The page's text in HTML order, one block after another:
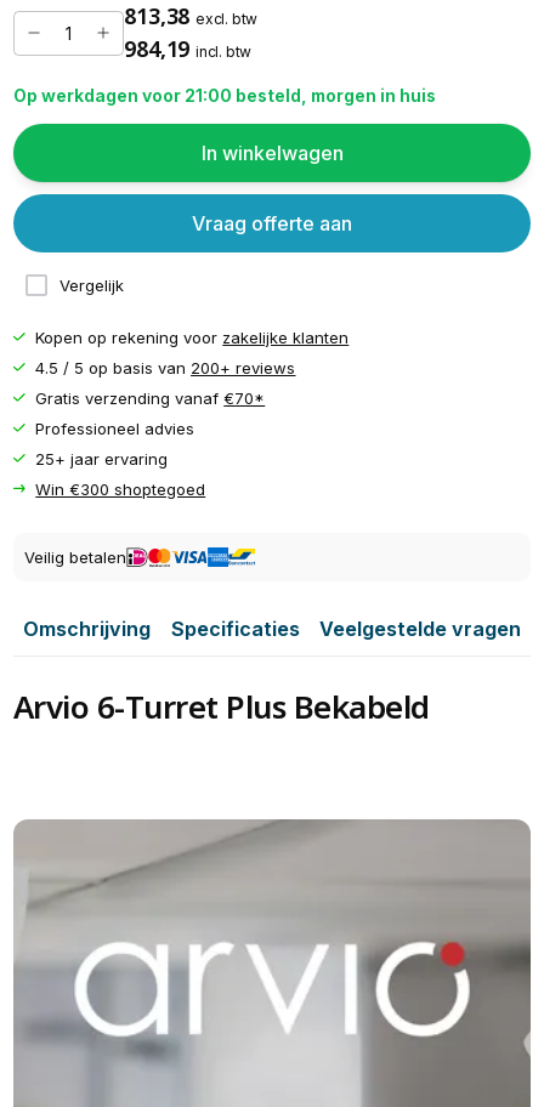
813,38 excl. btw
984,19 incl. btw
Op werkdagen voor 21:00 besteld, morgen in huis
In winkelwagen
Vergelijk
Vraag offerte aan
Kopen op rekening voor zakelijke klanten
4.5 / 5 op basis van 200+ reviews
Gratis verzending vanaf€70*
Professioneel advies
25+ jaar ervaring
Win €300 shoptegoed
Veilig betalen
Omschrijving Specificaties Veelgestelde vragen
Arvio 6-Turret Plus Bekabeld